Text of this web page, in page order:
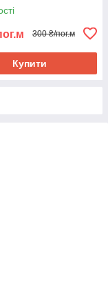
300 ₴/пог.м
Купити